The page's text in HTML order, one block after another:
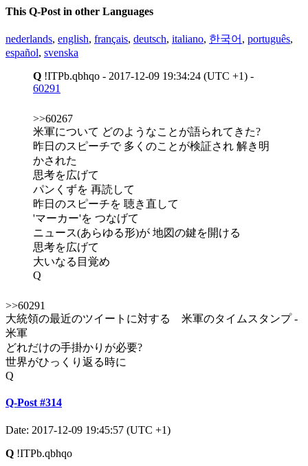
This Q-Post in other Languages
nederlands, english, français, deutsch, italiano, 한국어 , português,
español, svenska
Q !ITPb.qbhqo - 2017-12-09 19:34:24 (UTC +1) -
60291
>>60267
米軍について どのようなことが語られてきた?
昨日のスピーチで 多くのことが検証され 解き明
かされた
思考を広げて
パンくずを 再読して
昨日のスピーチを 聴き直して
'マーカー'を つなげて
ニュース(あらゆる形)が 地図の鍵を開ける
思考を広げて
大いなる目覚め
Q
>>60291
大統領の最近のツイートに対する 米軍のタイムスタンプ -
米軍
どれだけの手掛かりが必要?
世界がひっくり返る時に
Q
Q-Post #314
Date: 2017-12-09 19:45:57 (UTC +1)
Q !ITPb.qbhqo